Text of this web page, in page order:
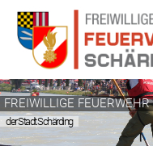
FREIWILLIGE FEUERWEHR
der Stadt Schärding